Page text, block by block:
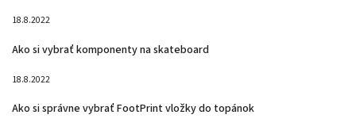
18.8.2022
Ako si vybrať komponenty na skateboard
18.8.2022
Ako si správne vybrať FootPrint vložky do topánok